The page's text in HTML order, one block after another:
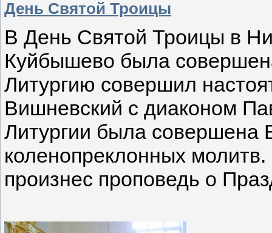
День Святой Троицы
В День Святой Троицы в
Куйбышево была
Литургию совершил
Вишневский с диаконом
Литургии была совершена
коленопреклонных
произнес проповедь о